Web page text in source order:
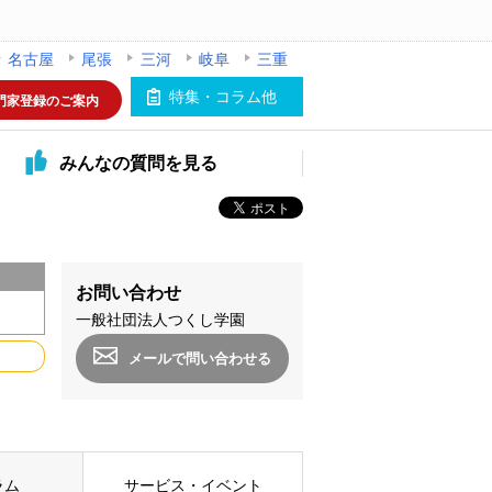
名古屋 尾張 三河 岐阜
三重
特集・コラム他
家登録のご案内
みんなの質問を見る
お問い合わせ
一般社団法人つくし学園
メールで問い合わせる
ム サービス・イベント